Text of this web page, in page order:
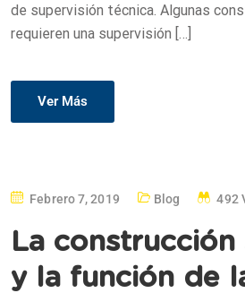
de supervisión técnica. Algunas
requieren una supervisión […]
Ver Más
Febrero 7, 2019 Blog 492
La
y la función de